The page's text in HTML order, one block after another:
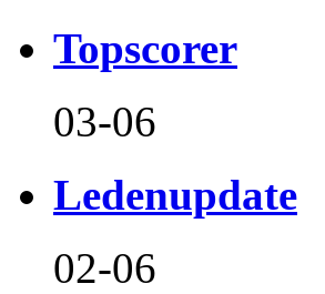
Topscorer
03-06
Ledenupdate
02-06